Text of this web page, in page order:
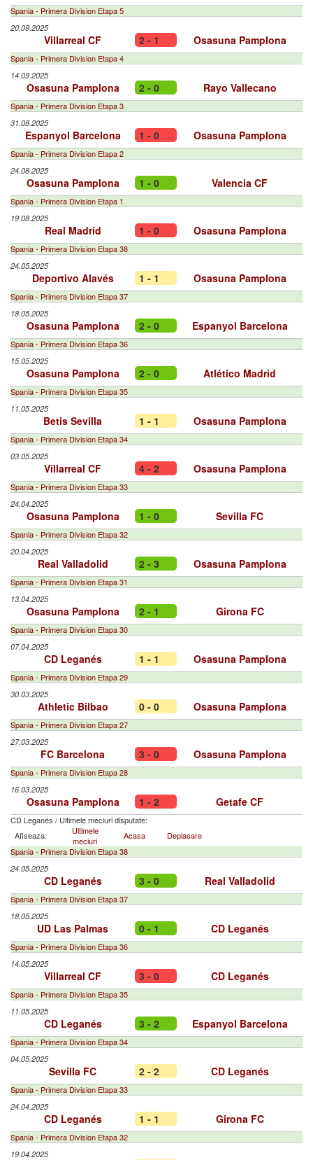
Spania - Primera Division Etapa 5
20.09.2025
Villarreal CF 2 - 1 Osasuna Pamplona
Spania - Primera Division Etapa 4
14.09.2025
Osasuna Pamplona 2 - 0 Rayo Vallecano
Spania - Primera Division Etapa 3
31.08.2025
Espanyol Barcelona 1 - 0 Osasuna Pamplona
Spania - Primera Division Etapa 2
24.08.2025
Osasuna Pamplona 1 - 0 Valencia CF
Spania - Primera Division Etapa 1
19.08.2025
Real Madrid 1 - 0 Osasuna Pamplona
Spania - Primera Division Etapa 38
24.05.2025
Deportivo Alavés 1 - 1 Osasuna Pamplona
Spania - Primera Division Etapa 37
18.05.2025
Osasuna Pamplona 2 - 0 Espanyol Barcelona
Spania - Primera Division Etapa 36
15.05.2025
Osasuna Pamplona 2 - 0 Atlético Madrid
Spania - Primera Division Etapa 35
11.05.2025
Betis Sevilla 1 - 1 Osasuna Pamplona
Spania - Primera Division Etapa 34
03.05.2025
Villarreal CF 4 - 2 Osasuna Pamplona
Spania - Primera Division Etapa 33
24.04.2025
Osasuna Pamplona 1 - 0 Sevilla FC
Spania - Primera Division Etapa 32
20.04.2025
Real Valladolid 2 - 3 Osasuna Pamplona
Spania - Primera Division Etapa 31
13.04.2025
Osasuna Pamplona 2 - 1 Girona FC
Spania - Primera Division Etapa 30
07.04.2025
CD Leganés 1 - 1 Osasuna Pamplona
Spania - Primera Division Etapa 29
30.03.2025
Athletic Bilbao 0 - 0 Osasuna Pamplona
Spania - Primera Division Etapa 27
27.03.2025
FC Barcelona 3 - 0 Osasuna Pamplona
Spania - Primera Division Etapa 28
16.03.2025
Osasuna Pamplona 1 - 2 Getafe CF
CD Leganés / Ultimele meciuri disputate:
Afiseaza:
Ultimele
meciuri
Acasa
Deplasare
Spania - Primera Division Etapa 38
24.05.2025
CD Leganés 3 - 0 Real Valladolid
Spania - Primera Division Etapa 37
18.05.2025
UD Las Palmas 0 - 1 CD Leganés
Spania - Primera Division Etapa 36
14.05.2025
Villarreal CF 3 - 0 CD Leganés
Spania - Primera Division Etapa 35
11.05.2025
CD Leganés 3 - 2 Espanyol Barcelona
Spania - Primera Division Etapa 34
04.05.2025
Sevilla FC 2 - 2 CD Leganés
Spania - Primera Division Etapa 33
24.04.2025
CD Leganés 1 - 1 Girona FC
Spania - Primera Division Etapa 32
19.04.2025